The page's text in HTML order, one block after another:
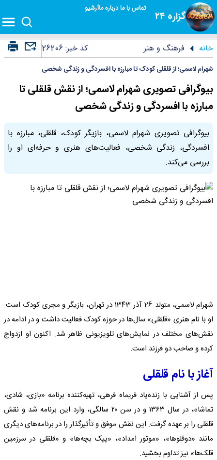
گزاره ۲۴
تماس با مادرباره ماآرشیو
خانه فرهنگ و هنر کد خبر:26206
شهرام لاسمی؛ از قلقلی کودک تا مبارزه با افسردگی و زندگی شخصی
بیوگرافی تصویری شهرام لاسمی؛ از نقش قلقلی تا
مبارزه با افسردگی و زندگی شخصی
بیوگرافی تصویری شهرام لاسمی، بازیگر کودک، قلقلی، مبارزه با
افسردگی، زندگی شخصی، فعالیت‌های هنری و حرفه‌ای او را
بررسی می‌کند.
شهرام لاسمی، متولد 26 آذر 1343 در تهران، بازیگر و مجری کودک است.
او با نام هنری «قلقلی» سال‌ها در حوزه کودک فعالیت داشت و در ادامه در
نقش‌های مختلف در نمایش‌های تلویزیونی ظاهر شد. اکنون او ازدواج
کرده و صاحب دو فرزند است.
آغاز با نام قلقلی
پس از آشنایی با زنده‌یاد فریماه فرهی، تهیه‌کننده برنامه «بازی، شادی،
تماشا»، در سال ۱۳۶۳ و در سن ۲۰ سالگی، وارد این برنامه شد و نقش
قلقلی را بر عهده گرفت. این نقش موفق و تأثیرگذار را در برنامه‌های دیگری
مانند «دوقلوها»، «موتور امداد»، «پیک بچه‌ها» و «قلقلی در سرزمین
قلک‌ها» نیز تداوم بخشید.